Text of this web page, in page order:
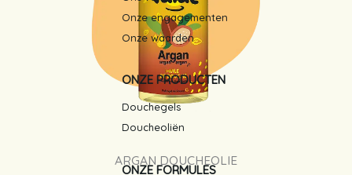
ARGAN DOUCHEOLIE
Onze engagementen
Onze waarden
ONZE PRODUCTEN
Douchegels
Doucheoliën
ONZE FORMULES